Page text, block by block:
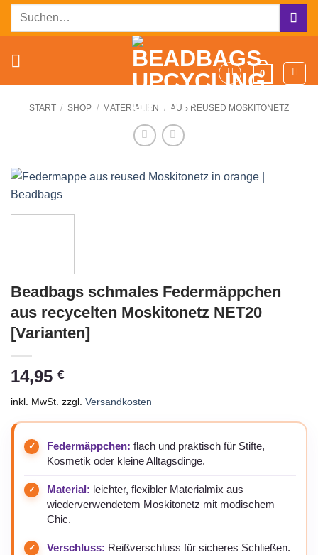
ZumSuchen
0
START / SHOP / MATERIALIEN / AUS REUSED MOSKITONETZ
Beadbags schmales Federmäppchen
aus recycelten Moskitonetz NET20
[Varianten]
14,95 €
inkl. MwSt. zzgl. Versandkosten
Federmäppchen: flach und praktisch für Stifte,
Kosmetik oder kleine Alltagsdinge.
Material: leichter, flexibler Materialmix aus
wiederverwendetem Moskitonetz mit modischem
Chic.
Verschluss: Reißverschluss für sicheres Schließen.